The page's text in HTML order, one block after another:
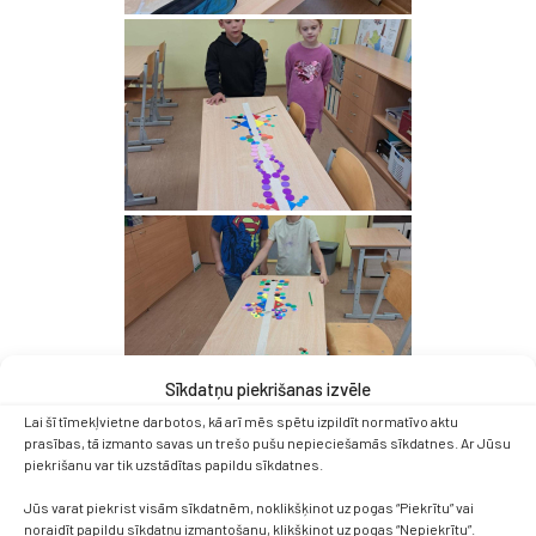
Sīkdatņu piekrišanas izvēle
Lai šī tīmekļvietne darbotos, kā arī mēs spētu izpildīt normatīvo aktu
prasības, tā izmanto savas un trešo pušu nepieciešamās sīkdatnes. Ar Jūsu
piekrišanu var tik uzstādītas papildu sīkdatnes.
Jūs varat piekrist visām sīkdatnēm, noklikšķinot uz pogas “Piekrītu” vai
noraidīt papildu sīkdatņu izmantošanu, klikšķinot uz pogas “Nepiekrītu”.